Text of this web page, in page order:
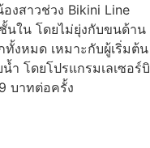
งสาวช่วง Bikini Line
นใน โดยไม่ยุ่งกับขนด้าน
งหมด เหมาะกับผู้เริ่มต้น
ำ โดยโปรแกรมเลเซอร์บิ
บาทต่อครั้ง